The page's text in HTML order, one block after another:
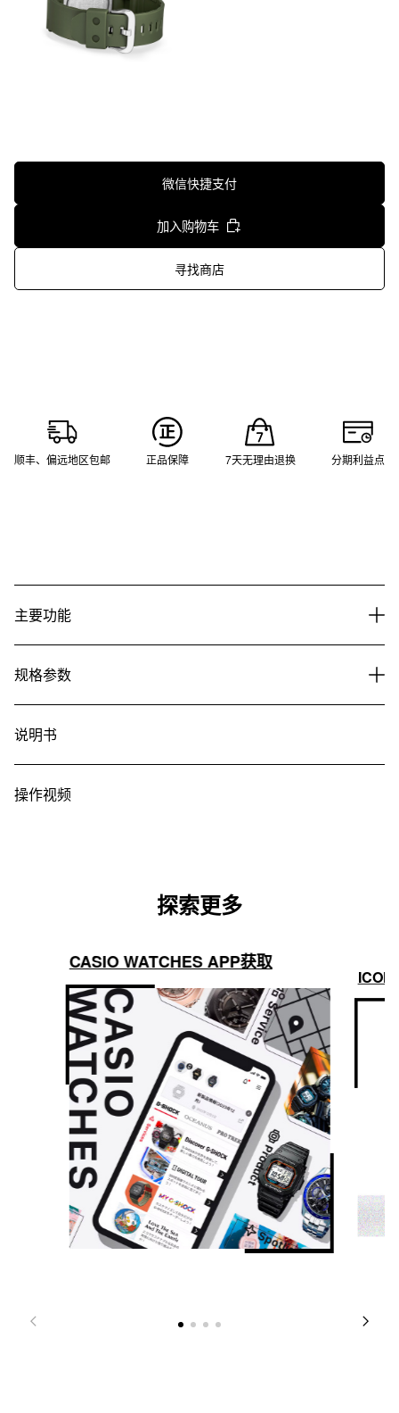
微信快捷支付
加入购物车
寻找商店
顺丰、偏远地区包邮 正品保障 7天无理由退换 分期利益点
主要功能
规格参数
说明书
操作视频
探索更多
CASIO WATCHES APP获取